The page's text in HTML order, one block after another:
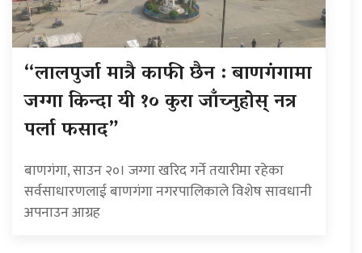
“लालपुर्जा मात्रै काफी छैन : बाणगंगामा
जग्गा किन्दा यी १० कुरा जाँच्नुहोस् नत्र
पर्ला फसाद”
बाणगंगा, साउन २०। जग्गा खरिद गर्ने तयारीमा रहेका
सर्वसाधारणलाई बाणगंगा नगरपालिकाले विशेष सावधानी
अपनाउन आग्रह